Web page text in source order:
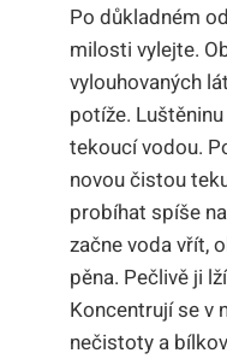
Po důkladném
milosti vylejte.
vylouhovaných
potíže.
tekoucí vodou.
novou čistou
probíhat spíše
začne voda vřít,
pěna. Pečlivě ji
Koncentrují se v
nečistoty a